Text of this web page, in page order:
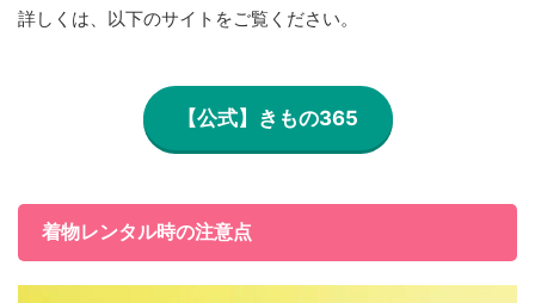
詳しくは、以下のサイトをご覧ください。
【公式】きもの365
着物レンタル時の注意点